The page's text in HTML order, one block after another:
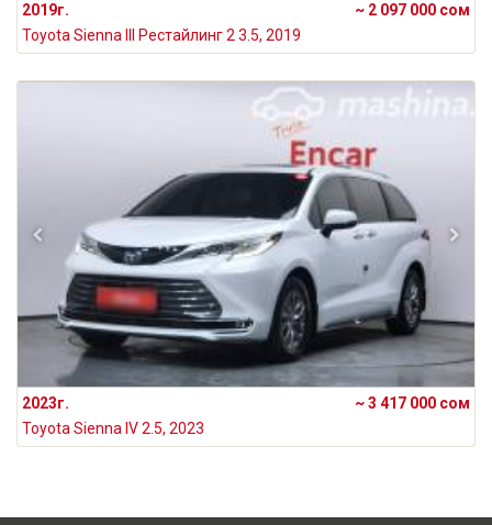
2019г.
~ 2 097 000 сом
Toyota Sienna III Рестайлинг 2 3.5, 2019
2023г.
~ 3 417 000 сом
Toyota Sienna IV 2.5, 2023